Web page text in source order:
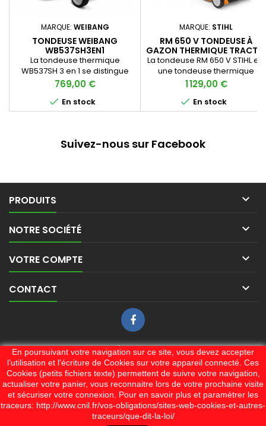
MARQUE: WEIBANG
TONDEUSE WEIBANG
WB537SH3EN1
La tondeuse thermique
WB537SH 3 en 1 se distingue
par un solide carter en acier et
un équipement haut de
gamme. Cette tondeuse
tractée possède un moteur
de 70 litres.Grâce à sa largeur
Prix
769,00 €
 En stock
MARQUE: STIHL
RM 650 V TONDEUSE À
GAZON THERMIQUE TRACTÉE
La tondeuse RM 650 V STIHL est
une tondeuse thermique
puissante pour une tonte
exigeante et facile à utiliser sur
de grandes superficies grâce
à sa fonction Vario.
Prix
1 129,00 €
 En stock
Suivez-nous sur Facebook
PRODUITS 
NOTRE SOCIÉTÉ 
VOTRE COMPTE 
CONTACT 
En poursuivant votre navigation sur ce site, vous devez accepter
l’utilisation et l'écriture de Cookies sur votre appareil connecté. Ces
Cookies (petits fichiers texte) permettent de suivre votre navigation,
actualiser votre panier, vous reconnaitre lors de votre prochaine visite
et sécuriser votre connexion. Pour en savoir plus et paramétrer les
traceurs: http://www.cnil.fr/vos-obligations/sites-web-cookies-et-autres-
traceurs/que-dit-la-loi/
LETTRE D'INFORMATIONS
J'accepte les conditions générales et la politique de
confidentialité